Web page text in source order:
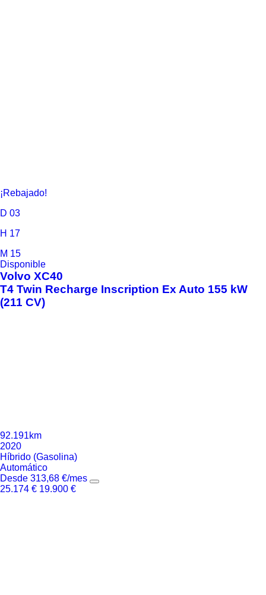
¡Rebajado!
D 03
H 17
M 15
Disponible
Volvo XC40
T4 Twin Recharge Inscription Ex Auto 155 kW
(211 CV)
92.191km
2020
Híbrido (Gasolina)
Automático
Desde 313,68 €/mes
25.174 € 19.900 €